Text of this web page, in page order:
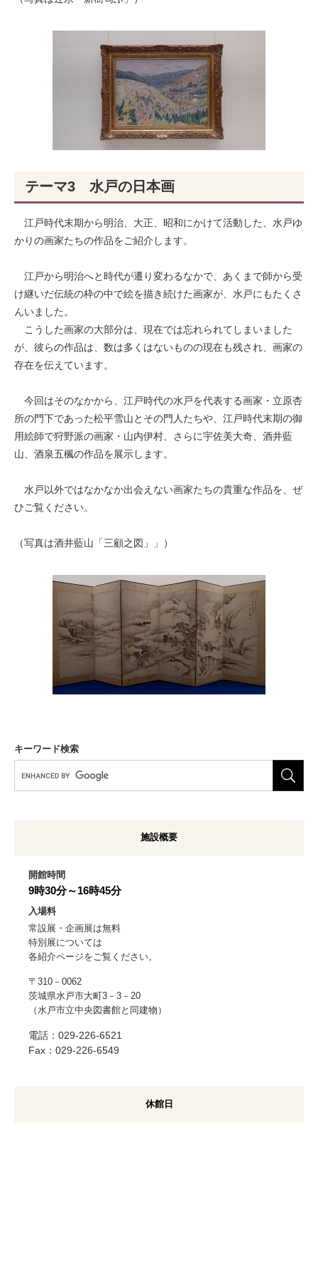
テーマ3 水戸の日本画
江戸時代末期から明治、大正、昭和にかけて活動した、水戸ゆ
かりの画家たちの作品をご紹介します。
江戸から明治へと時代が遷り変わるなかで、あくまで師から受
け継いだ伝統の枠の中で絵を描き続けた画家が、水戸にもたくさ
んいました。
こうした画家の大部分は、現在では忘れられてしまいました
が、彼らの作品は、数は多くはないものの現在も残され、画家の
存在を伝えています。
今回はそのなかから、江戸時代の水戸を代表する画家・立原杏
所の門下であった松平雪山とその門人たちや、江戸時代末期の御
用絵師で狩野派の画家・山内伊村、さらに宇佐美大奇、酒井藍
山、酒泉五楓の作品を展示します。
水戸以外ではなかなか出会えない画家たちの貴重な作品を、ぜ
ひご覧ください。
（写真は酒井藍山「三顧之図」」）
キーワード検索
施設概要
開館時間
9時30分～16時45分
入場料
常設展・企画展は無料
特別展については
各紹介ページをご覧ください。
〒310－0062
茨城県水戸市大町3－3－20
（水戸市立中央図書館と同建物）
電話：029-226-6521
Fax：029-226-6549
休館日